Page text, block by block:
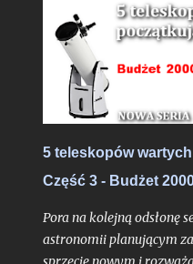
zbyt wcześnie. -
aktualizacje prognoz ze
razu przejść do
przejść do aktualizacji z
5 teleskopów
Część 3 - Budżet 2000
Pora na kolejną odsłonę
astronomii planującym